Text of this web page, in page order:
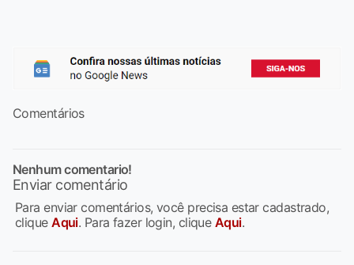
Comentários
Nenhum comentario!
Enviar comentário
Para enviar comentários, você precisa estar cadastrado,
cliqueAqui. Para fazer login, clique Aqui.